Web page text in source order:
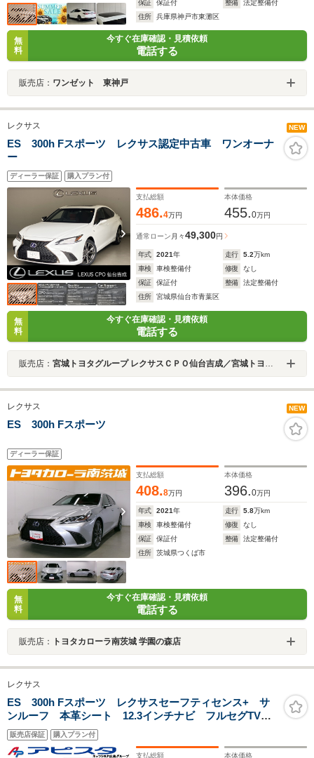
保証 保証付 整備
法定整備付
住所
兵庫県神戸市東灘区
無
料
今すぐ在庫確認・見積依頼
電話する
販売店： ワンゼット 東神戸
レクサス NEW
ES 300h Fスポーツ レクサス認定中古車 ワンオーナ
ー
ディーラー保証 購入プラン付
支払総額
486.4万円
本体価格
455.0万円
通常ローン 月々49,300円
年式 2021年 走行 5.2万km
車検
車検整備付 修復
なし
保証
保証付 整備
法定整備付
住所
宮城県仙台市青葉区
無
料
今すぐ在庫確認・見積依頼
電話する
販売店： 宮城トヨタグループ レクサスＣＰＯ仙台吉成／宮城トヨタ自動車
レクサス NEW
ES 300h Fスポーツ
ディーラー保証
支払総額
408.8万円
本体価格
396.0万円
年式 2021年 走行 5.8万km
車検
車検整備付 修復
なし
保証
保証付 整備
法定整備付
住所
茨城県つくば市
無
料
今すぐ在庫確認・見積依頼
電話する
販売店： トヨタカローラ南茨城 学園の森店
レクサス
ES 300h Fスポーツ レクサスセーフティセンス+ サ
ンルーフ 本革シート 12.3インチナビ フルセグTV
バックガイドモニター ブラインドスポットモニター
パーキングサポートブレーキ 3眼LEDヘッドランプ 専
販売店保証 購入プラン付
支払総額 本体価格